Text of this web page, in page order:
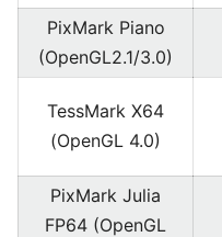
PixMark Piano
(OpenGL2.1/3.0)
TessMark X64
(OpenGL 4.0)
PixMark Julia
FP64 (OpenGL